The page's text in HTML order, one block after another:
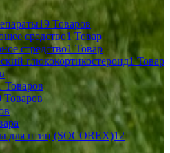
19 Товаров
средство1 Товар
стредство1 Товар
глюкокортикостероид1 Товар
Товаров
Товаров
для птиц (SOCOREX)12